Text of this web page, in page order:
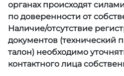
органах происходят
по доверенности от
Наличие/отсутствие
документов (технический
талон) необходимо
контактного лица